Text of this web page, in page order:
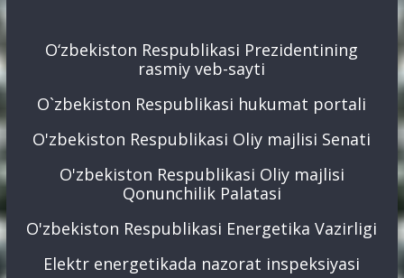
O‘zbekiston Respublikasi Prezidentining
rasmiy veb-sayti
O`zbekiston Respublikasi hukumat portali
O'zbekiston Respublikasi Oliy majlisi Senati
O'zbekiston Respublikasi Oliy majlisi
Qonunchilik Palatasi
O'zbekiston Respublikasi Energetika Vazirligi
Elektr energetikada nazorat inspeksiyasi